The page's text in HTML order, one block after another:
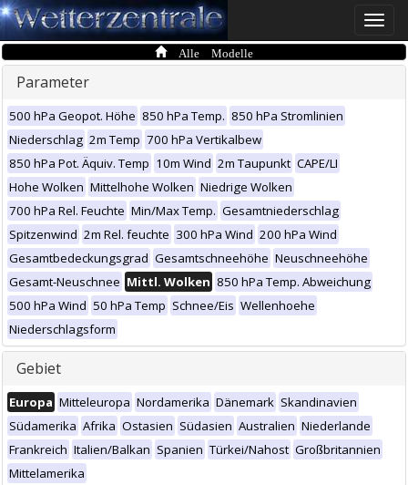
Toggle
Alle Modelle
Parameter
500 hPa Geopot. Höhe 850 hPa Temp. 850 hPa Stromlinien
Niederschlag 2m Temp 700 hPa Vertikalbew
850 hPa Pot. Äquiv. Temp 10m Wind 2m Taupunkt CAPE/LI
Hohe Wolken Mittelhohe Wolken Niedrige Wolken
700 hPa Rel. Feuchte Min/Max Temp. Gesamtniederschlag
Spitzenwind 2m Rel. feuchte 300 hPa Wind 200 hPa Wind
Gesamtbedeckungsgrad Gesamtschneehöhe Neuschneehöhe
Gesamt-Neuschnee Mittl. Wolken 850 hPa Temp. Abweichung
500 hPa Wind 50 hPa Temp Schnee/Eis Wellenhoehe
Niederschlagsform
Gebiet
Europa Mitteleuropa Nordamerika Dänemark Skandinavien
Südamerika Afrika Ostasien Südasien Australien Niederlande
Frankreich Italien/Balkan Spanien Türkei/Nahost Großbritannien
Mittelamerika